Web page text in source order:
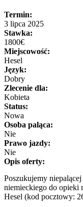
Termin:
3 lipca 2025
Stawka:
1800€
Miejscowość:
Hesel
Język:
Dobry
Zlecenie dla:
Kobieta
Status:
Nowa
Osoba paląca:
Nie
Prawo jazdy:
Nie
Opis oferty:
Poszukujemy
niemieckiego do opieki
Hesel (kod pocztowy: